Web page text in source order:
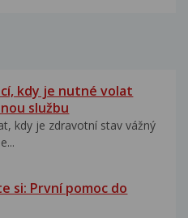
kdy je nutné volat
službu
kdy je zdravotní stav vážný
si: První pomoc do